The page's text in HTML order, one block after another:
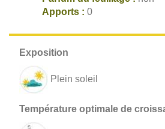
Apports : 0
Plein soleil